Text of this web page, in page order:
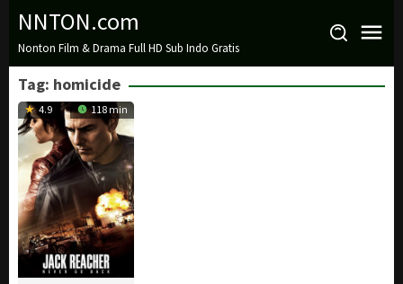
Loncat
konten
NNTON.com
Nonton Film & Drama Full HD Sub Indo Gratis
Tag: homicide
4.9 118 min